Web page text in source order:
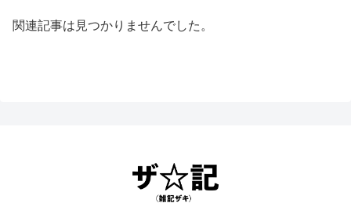
関連記事は見つかりませんでした。